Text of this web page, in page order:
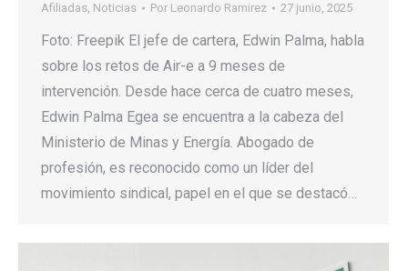
Afiliadas, Noticias Por Leonardo Ramirez 27 junio, 2025
Foto: Freepik El jefe de cartera, Edwin Palma, habla
sobre los retos de Air-e a 9 meses de
intervención. Desde hace cerca de cuatro meses,
Edwin Palma Egea se encuentra a la cabeza del
Ministerio de Minas y Energía. Abogado de
profesión, es reconocido como un líder del
movimiento sindical, papel en el que se destacó…